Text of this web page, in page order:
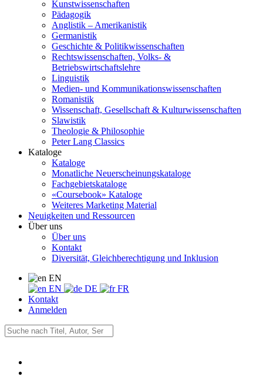
Kunstwissenschaften
Pädagogik
Anglistik – Amerikanistik
Germanistik
Geschichte & Politikwissenschaften
Rechtswissenschaften, Volks- &
Betriebswirtschaftslehre
Linguistik
Medien- und Kommunikationswissenschaften
Romanistik
Wissenschaft, Gesellschaft & Kulturwissenschaften
Slawistik
Theologie & Philosophie
Peter Lang Classics
Kataloge
Kataloge
Monatliche Neuerscheinungskataloge
Fachgebietskataloge
«Coursebook» Kataloge
Weiteres Marketing Material
Neuigkeiten und Ressourcen
Über uns
Über uns
Kontakt
Diversität, Gleichberechtigung und Inklusion
EN
EN
DE
FR
Kontakt
Anmelden